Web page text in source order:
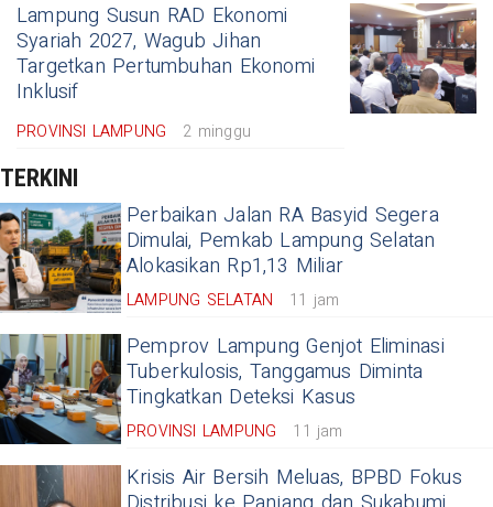
Lampung Susun RAD Ekonomi
Syariah 2027, Wagub Jihan
Targetkan Pertumbuhan Ekonomi
Inklusif
PROVINSI LAMPUNG 2 minggu
TERKINI
Perbaikan Jalan RA Basyid Segera
Dimulai, Pemkab Lampung Selatan
Alokasikan Rp1,13 Miliar
LAMPUNG SELATAN 11 jam
Pemprov Lampung Genjot Eliminasi
Tuberkulosis, Tanggamus Diminta
Tingkatkan Deteksi Kasus
PROVINSI LAMPUNG 11 jam
Krisis Air Bersih Meluas, BPBD Fokus